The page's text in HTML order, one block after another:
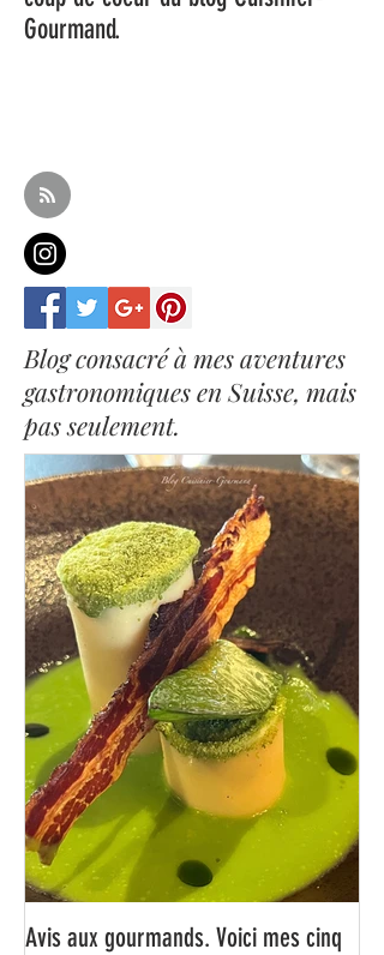
Mon dernier
Blog consacré à mes aventures
gastronomiques en Suisse, mais
pas seulement.